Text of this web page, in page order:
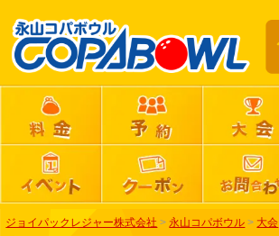
ジョイパックレジャー株式会社 > 永山コパボウル > 大会